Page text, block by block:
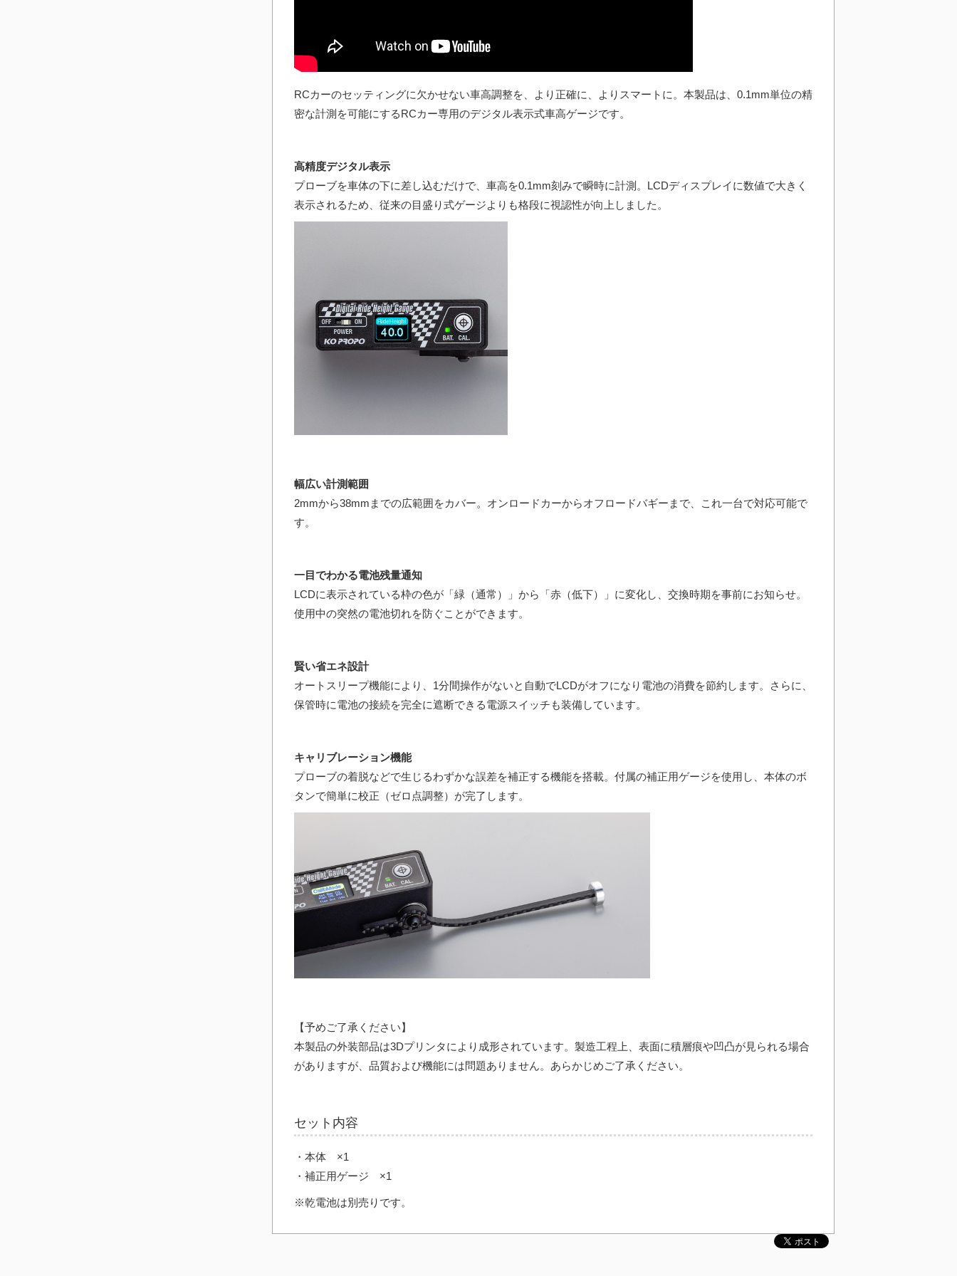
RCカーのセッティングに欠かせない車高調整を、より正確に、よりスマートに。本製品は、0.1mm単位の精
密な計測を可能にするRCカー専用のデジタル表示式車高ゲージです。
高精度デジタル表示
プローブを車体の下に差し込むだけで、車高を0.1mm刻みで瞬時に計測。LCDディスプレイに数値で大きく
表示されるため、従来の目盛り式ゲージよりも格段に視認性が向上しました。
幅広い計測範囲
2mmから38mmまでの広範囲をカバー。オンロードカーからオフロードバギーまで、これ一台で対応可能で
す。
一目でわかる電池残量通知
LCDに表示されている枠の色が「緑（通常）」から「赤（低下）」に変化し、交換時期を事前にお知らせ。
使用中の突然の電池切れを防ぐことができます。
賢い省エネ設計
オートスリープ機能により、1分間操作がないと自動でLCDがオフになり電池の消費を節約します。さらに、
保管時に電池の接続を完全に遮断できる電源スイッチも装備しています。
キャリブレーション機能
プローブの着脱などで生じるわずかな誤差を補正する機能を搭載。付属の補正用ゲージを使用し、本体のボ
タンで簡単に校正（ゼロ点調整）が完了します。
【予めご了承ください】
本製品の外装部品は3Dプリンタにより成形されています。製造工程上、表面に積層痕や凹凸が見られる場合
がありますが、品質および機能には問題ありません。あらかじめご了承ください。
セット内容
・本体 ×1
・補正用ゲージ ×1
※乾電池は別売りです。